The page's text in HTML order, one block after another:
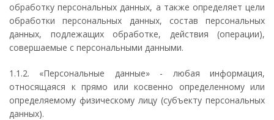
обработку персональных данных, а также определяет цели
обработки персональных данных, состав персональных
данных, подлежащих обработке, действия (операции),
совершаемые с персональными данными.
1.1.2. «Персональные данные» - любая информация,
относящаяся к прямо или косвенно определенному или
определяемому физическому лицу (субъекту персональных
данных).